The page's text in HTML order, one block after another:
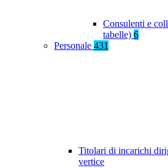
Consulenti e
tabelle) 6
Personale 431
Titolari di incarichi
vertice